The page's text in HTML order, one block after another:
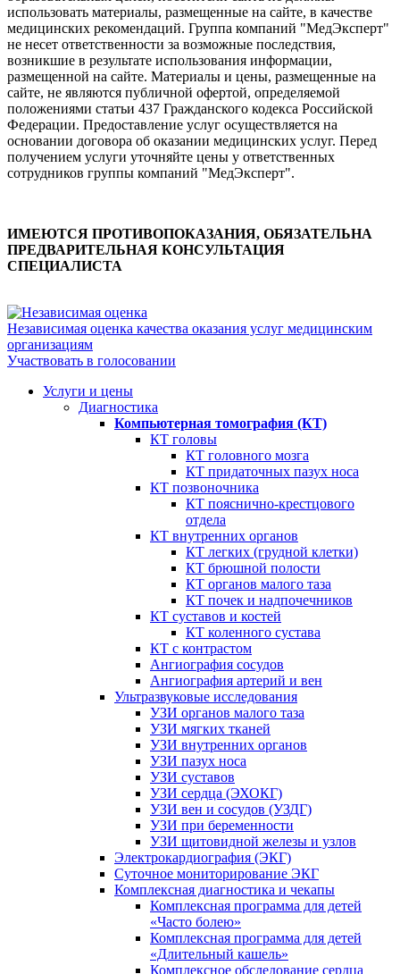
использовать материалы, размещенные на сайте, в качестве
медицинских рекомендаций. Группа компаний "МедЭксперт"
не несет ответственности за возможные последствия,
возникшие в результате использования информации,
размещенной на сайте. Материалы и цены, размещенные на
сайте, не являются публичной офертой, определяемой
положениями статьи 437 Гражданского кодекса Российской
Федерации. Предоставление услуг осуществляется на
основании договора об оказании медицинских услуг. Перед
получением услуги уточняйте цены у ответственных
сотрудников группы компаний "МедЭксперт".
ИМЕЮТСЯ ПРОТИВОПОКАЗАНИЯ, ОБЯЗАТЕЛЬНА
ПРЕДВАРИТЕЛЬНАЯ КОНСУЛЬТАЦИЯ
СПЕЦИАЛИСТА
Независимая оценка качества оказания услуг медицинским
организациям
Участвовать в голосовании
Услуги и цены
Диагностика
Компьютерная томография (КТ)
КТ головы
КТ головного мозга
КТ придаточных пазух носа
КТ позвоночника
КТ пояснично-крестцового
отдела
КТ внутренних органов
КТ легких (грудной клетки)
КТ брюшной полости
КТ органов малого таза
КТ почек и надпочечников
КТ суставов и костей
КТ коленного сустава
КТ с контрастом
Ангиография сосудов
Ангиография артерий и вен
Ультразвуковые исследования
УЗИ органов малого таза
УЗИ мягких тканей
УЗИ внутренних органов
УЗИ пазух носа
УЗИ суставов
УЗИ сердца (ЭХОКГ)
УЗИ вен и сосудов (УЗДГ)
УЗИ при беременности
УЗИ щитовидной железы и узлов
Электрокардиография (ЭКГ)
Суточное мониторирование ЭКГ
Комплексная диагностика и чекапы
Комплексная программа для детей
«Часто болею»
Комплексная программа для детей
«Длительный кашель»
Комплексное обследование сердца